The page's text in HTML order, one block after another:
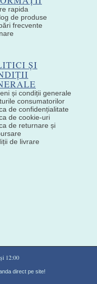
rapida
de produse
frecvente
ȘI
și condiții generale
consumatorilor
de confidențialitate
de cookie-uri
de returnare și
de livrare
12:00
direct pe site!